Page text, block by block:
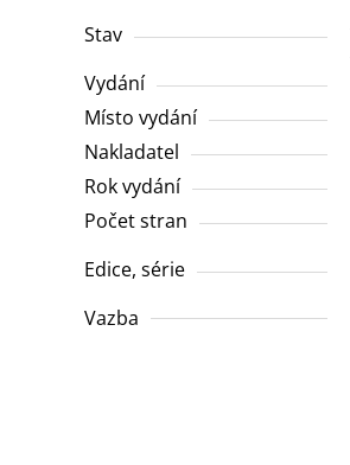
Stav
Vydání
Místo vydání
Nakladatel
Rok vydání
Počet stran
Edice, série
Vazba